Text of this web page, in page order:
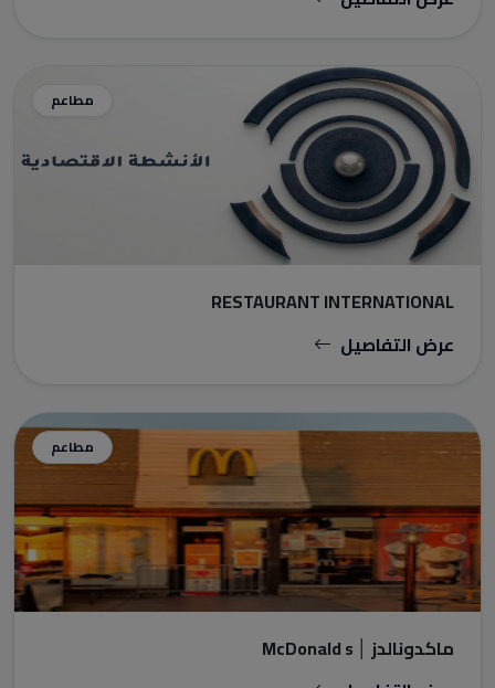
مطاعم
RESTAURANT INTERNATIONAL
عرض التفاصيل
مطاعم
ماكدونالدز │ McDonald s